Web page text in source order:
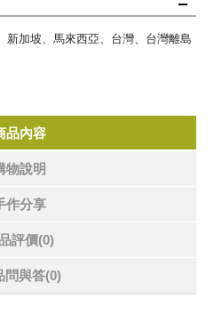
新加坡、馬來西亞、台灣、台灣離島
品內容
物說明
作分享
評價(0)
問與答(0)